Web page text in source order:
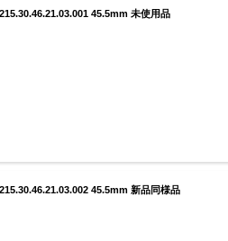
45.5mm 未使用品
45.5mm 新品同様品